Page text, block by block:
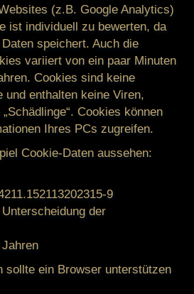
(z.B. Google Analytics)
ist individuell zu bewerten, da
speichert. Auch die
variiert von ein paar Minuten
Cookies sind keine
und enthalten keine Viren,
Cookies können
Ihres PCs zugreifen.
Cookie-Daten aussehen:
9
Unterscheidung der
sollte ein Browser unterstützen